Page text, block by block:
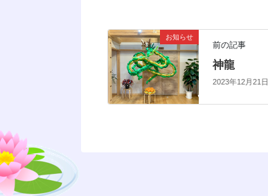
お知らせ
前の記事
神龍
2023年12月21日